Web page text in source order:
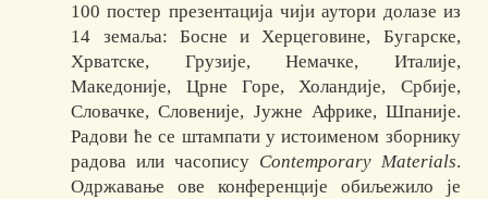
100 постер презентацијa чији аутори долазе из
14 земаља: Босне и Херцеговинe, Бугарскe,
Хрватскe, Грузијe, Немачкe, Италијe,
Македонијe, Црнe Горe, Холандијe, Србијe,
Словачкe, Словенијe, Јужнe Африкe, Шпанијe.
Радови ће се штампати у истоименом зборнику
радова или часопису Contemporary Materials.
Одржавање ове конференције обиљежило је